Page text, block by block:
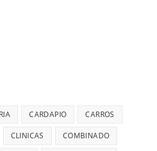
CARDAPIO CARROS
CLINICAS COMBINADO